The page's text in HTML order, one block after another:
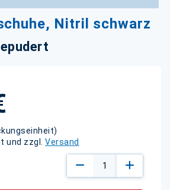
Nitril schwarz
und zzgl. Versand